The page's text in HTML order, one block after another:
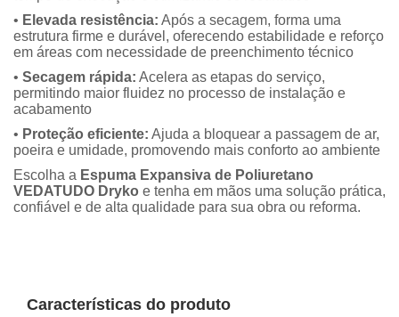
• Elevada resistência: Após a secagem, forma uma
estrutura firme e durável, oferecendo estabilidade e reforço
em áreas com necessidade de preenchimento técnico
• Secagem rápida: Acelera as etapas do serviço,
permitindo maior fluidez no processo de instalação e
acabamento
• Proteção eficiente: Ajuda a bloquear a passagem de ar,
poeira e umidade, promovendo mais conforto ao ambiente
Escolha a Espuma Expansiva de Poliuretano
VEDATUDO Dryko e tenha em mãos uma solução prática,
confiável e de alta qualidade para sua obra ou reforma.
Características do produto